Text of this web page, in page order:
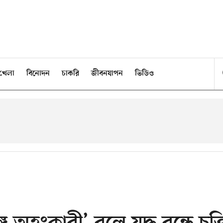
বিনোদন চাকরি জীবনযাপন ভিডিও